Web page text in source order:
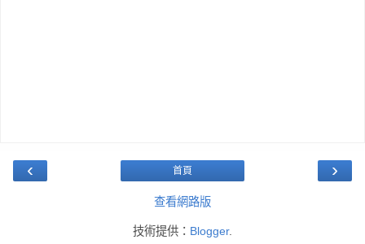
‹ ›
首頁
查看網路版
技術提供： Blogger.